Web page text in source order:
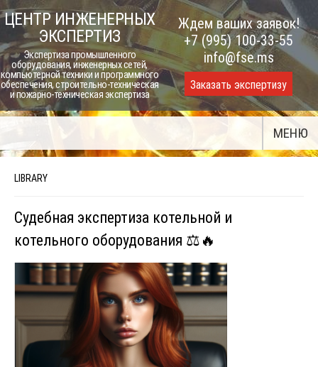
Skip
to
content
ЦЕНТР ИНЖЕНЕРНЫХ
ЭКСПЕРТИЗ
Экспертиза промышленного
оборудования, инженерных сетей,
компьютерной техники и программного
обеспечения, строительно-техническая
и пожарно-техническая экспертиза
Ждем ваших заявок!
+7 (995) 100-33-55
info@fse.ms
Заказать экспертизу
МЕНЮ
LIBRARY
Судебная экспертиза котельной и
котельного оборудования ⚖️🔥